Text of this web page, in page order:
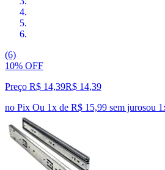
(6)
10% OFF
Preço R$ 14,39R$ 14,39
no Pix Ou 1x de R$ 15,99 sem jurosou 1